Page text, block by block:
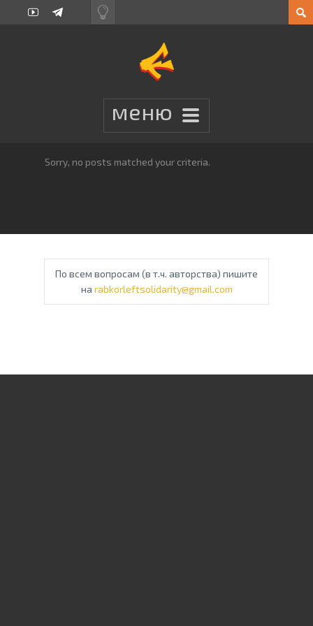
Sorry, no posts matched your criteria.
По всем вопросам (в т.ч. авторства) пишите
на rabkorleftsolidarity@gmail.com